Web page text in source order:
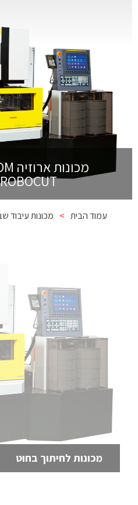
עמוד הבית > מכונות עיבוד
מכונות לחיתוך בחוט